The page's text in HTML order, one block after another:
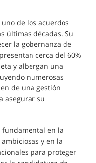
de los acuerdos
últimas décadas. Su
la gobernanza de
cerca del 60%
y albergan una
numerosas
de una gestión
asegurar su
fundamental en la
y en la
para proteger